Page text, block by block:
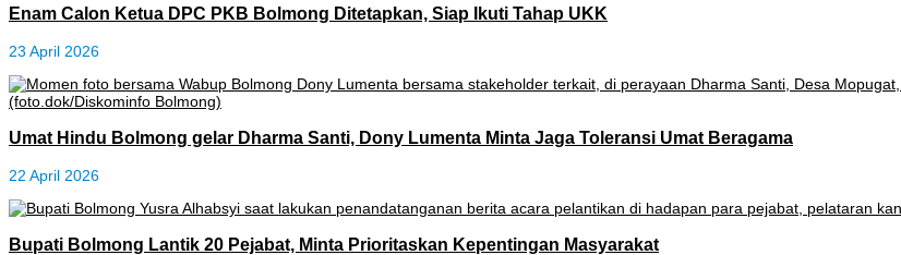
Enam Calon Ketua DPC PKB Bolmong Ditetapkan, Siap Ikuti Tahap UKK
23 April 2026
Umat Hindu Bolmong gelar Dharma Santi, Dony Lumenta Minta Jaga Toleransi Umat Beragama
22 April 2026
Bupati Bolmong Lantik 20 Pejabat, Minta Prioritaskan Kepentingan Masyarakat